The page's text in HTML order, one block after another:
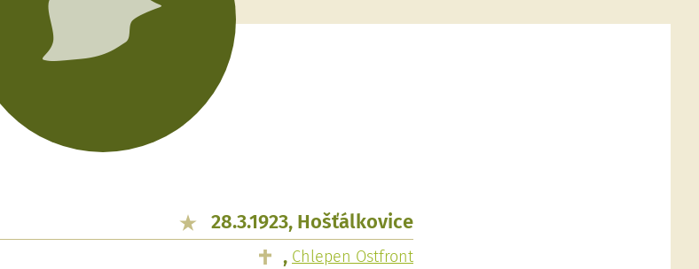
28.3.1923, Hošťálkovice
, Chlepen Ostfront